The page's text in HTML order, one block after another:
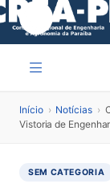
Início › Notícias ›
Vistoria de
SEM CATEGORIA